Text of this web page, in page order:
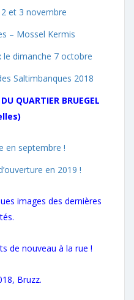
et 3 novembre
– Mossel Kermis
le dimanche 7 octobre
Saltimbanques 2018
QUARTIER BRUEGEL
en septembre !
en 2019 !
images des dernières
de nouveau à la rue !
Bruzz.